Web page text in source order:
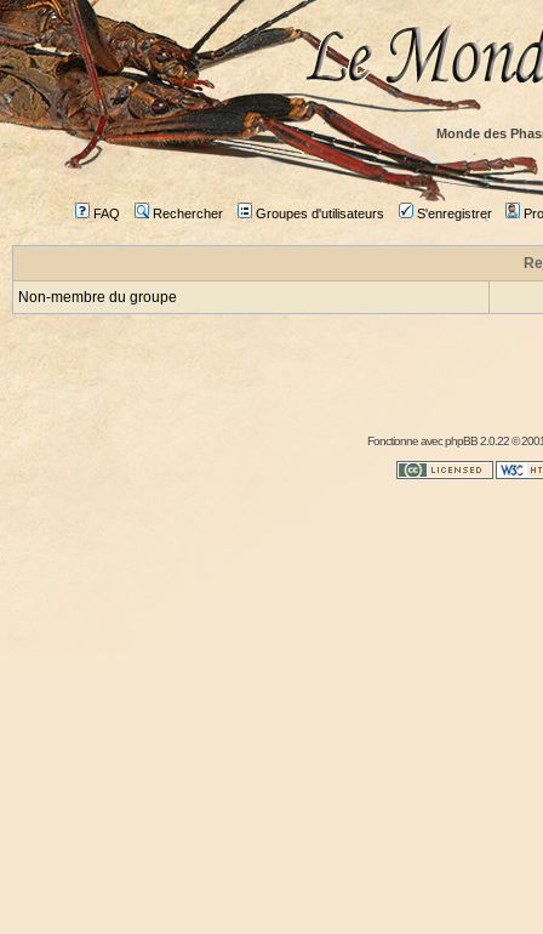
Monde des
FAQ Rechercher Groupes d'utilisateurs S'enregistrer
Non-membre du groupe
Fonctionne avecphpBB2.0.22 ©